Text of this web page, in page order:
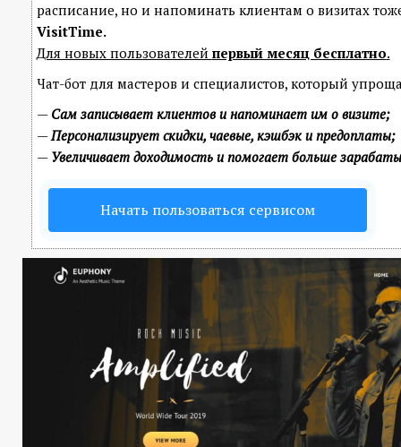
расписание, но и напоминать клиентам о визитах
VisitTime.
Для новых пользователей первый месяц бесплатно.
Чат-бот для мастеров и специалистов, который
— Сам записывает клиентов и напоминает им о визите;
—Персонализирует скидки, чаевые, кэшбэк и предоплаты;
— Увеличивает доходимость и помогает больше
Начать пользоваться сервисом